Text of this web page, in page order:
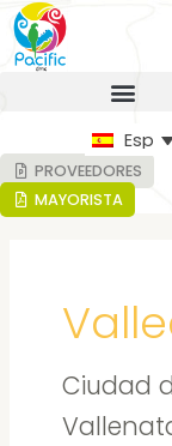
contenido
PROVEEDORES
MAYORISTA
Ciudad